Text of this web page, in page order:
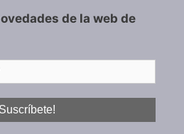
de la web de